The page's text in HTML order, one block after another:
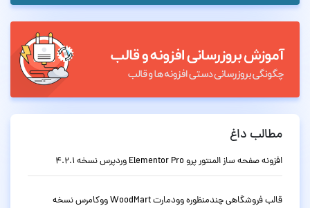
مطالب داغ
افزونه صفحه ساز المنتور پرو Elementor Pro وردپرس نسخه 4.2.1
قالب فروشگاهی چندمنظوره وودمارت WoodMart ووکامرس نسخه